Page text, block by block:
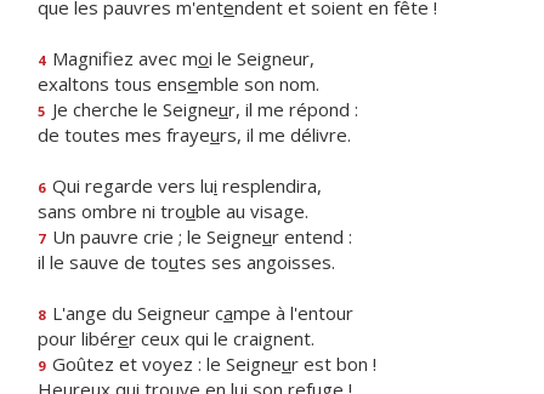
que les pauvres m'entendent et soient en fête !
4 Magnifiez avec moi le Seigneur,
exaltons tous ensemble son nom.
5 Je cherche le Seigneur, il me répond :
de toutes mes frayeurs, il me délivre.
6 Qui regarde vers lui resplendira,
sans ombre ni trouble au visage.
7 Un pauvre crie ; le Seigneur entend :
il le sauve de toutes ses angoisses.
8 L'ange du Seigneur campe à l'entour
pour libérer ceux qui le craignent.
9 Goûtez et voyez : le Seigneur est bon !
Heureux qui trouve en lui son refuge !